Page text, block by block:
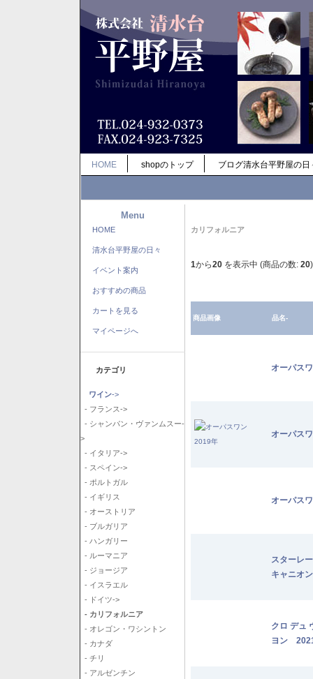
HOME shopのトップ ブログ清水台平野屋の日
Menu
HOME
清水台平野屋の日々
イベント案内
おすすめの商品
カートを見る
マイページへ
カテゴリ
ワイン->
- フランス->
- シャンパン・ヴァンムスー-
>
- イタリア->
- スペイン->
- ポルトガル
- イギリス
- オーストリア
- ブルガリア
- ハンガリー
- ルーマニア
- ジョージア
- イスラエル
- ドイツ->
- カリフォルニア
- オレゴン・ワシントン
- カナダ
- チリ
- アルゼンチン
カリフォルニア
1から20 を表示中 (商品の数: 20)
商品画像 品名-
オーパス
オーパス
オーパス
スターレ
キャニオ
クロ デュ
ヨン